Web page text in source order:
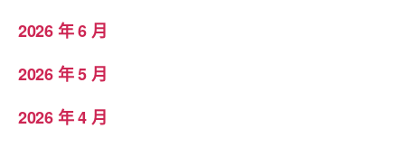
2026 年 6 月
2026 年 5 月
2026 年 4 月